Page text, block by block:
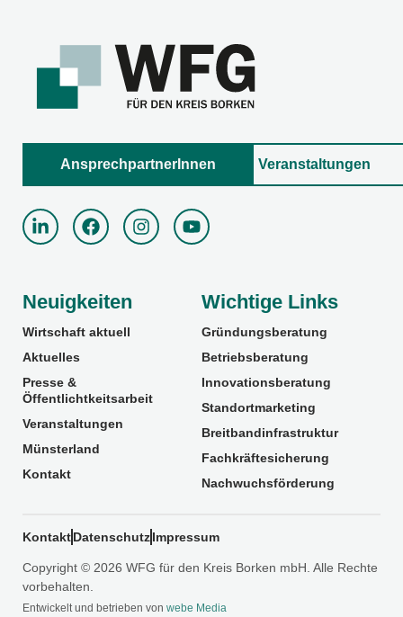
AnsprechpartnerInnen Veranstaltungen
Neuigkeiten
Wirtschaft aktuell
Aktuelles
Presse &
Öffentlichtkeitsarbeit
Veranstaltungen
Münsterland
Kontakt
Wichtige Links
Gründungsberatung
Betriebsberatung
Innovationsberatung
Standortmarketing
Breitbandinfrastruktur
Fachkräftesicherung
Nachwuchsförderung
Copyright © 2026 WFG für den Kreis Borken mbH. Alle Rechte
vorbehalten.
Entwickelt und betrieben von webe Media
KontaktDatenschutzImpressum